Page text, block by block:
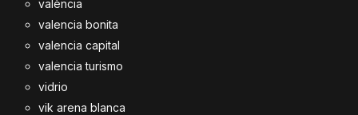
valència
valencia bonita
valencia capital
valencia turismo
vidrio
vik arena blanca